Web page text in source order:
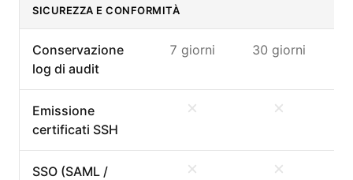
SICUREZZA E CONFORMITÀ
Conservazione
log di audit
7 giorni 30 giorni
Emissione
certificati SSH
SSO (SAML /